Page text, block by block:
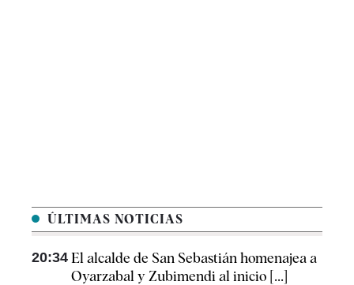
ÚLTIMAS NOTICIAS
20:34 El alcalde de San Sebastián homenajea a
Oyarzabal y Zubimendi al inicio [...]